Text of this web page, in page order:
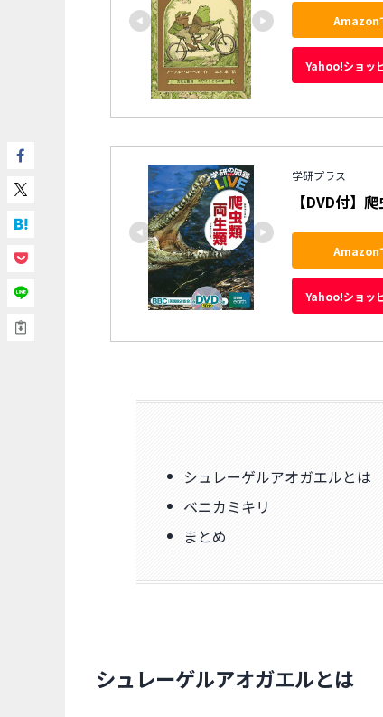
Amazon
Yahoo!ショッ
学研プラス
【DVD付】
Amazon
Yahoo!ショッ
シュレーゲルアオガエルとは
ベニカミキリ
まとめ
シュレーゲルアオガエルとは